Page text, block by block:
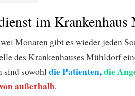
im
Monaten gibt es wieder jeden
des Krankenhauses Mühldorf
sind sowohldie Patienten,die
außerhalb.